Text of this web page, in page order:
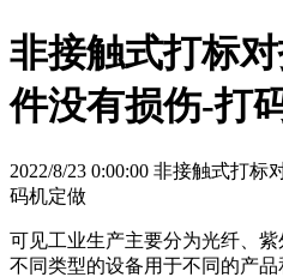
非接触式打标
件没有损伤-打
2022/8/23 0:00:00 非接触式打
码机定做
可见工业生产主要分为光纤、紫
不同类型的设备用于不同的产